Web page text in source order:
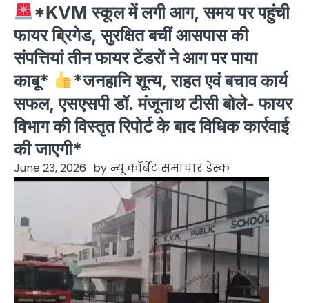
*KVM स्कूल में लगी आग, समय पर पहुंची
फायर ब्रिगेड, सुरक्षित बचीं आसपास की
संपत्तियां तीन फायर टेंडरों ने आग पर पाया
काबू*
*जनहानि शून्य, राहत एवं बचाव कार्य
सफल, एसएसपी डॉ. मंजूनाथ टीसी बोले- फायर
विभाग की विस्तृत रिपोर्ट के बाद विधिक कार्रवाई
की जाएगी*
June 23, 2026 byन्यू कॉर्बेट समाचार डेस्क